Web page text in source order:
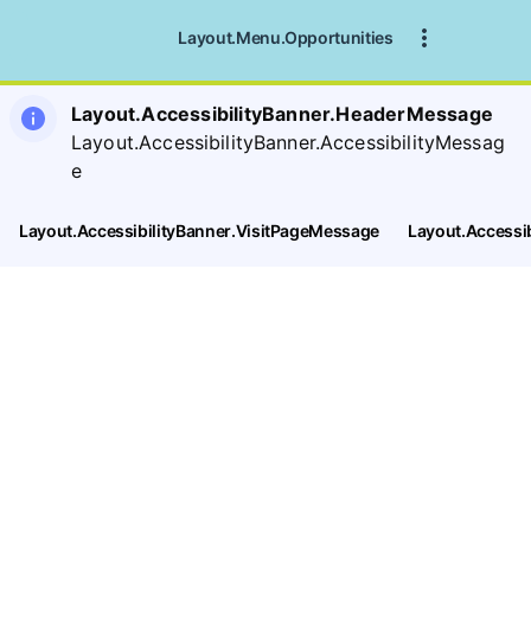
Layout.Menu.Opportunities
Layout.AccessibilityBanner.HeaderMessage
Layout.AccessibilityBanner.AccessibilityMessag
e
Layout.AccessibilityBanner.VisitPageMessage